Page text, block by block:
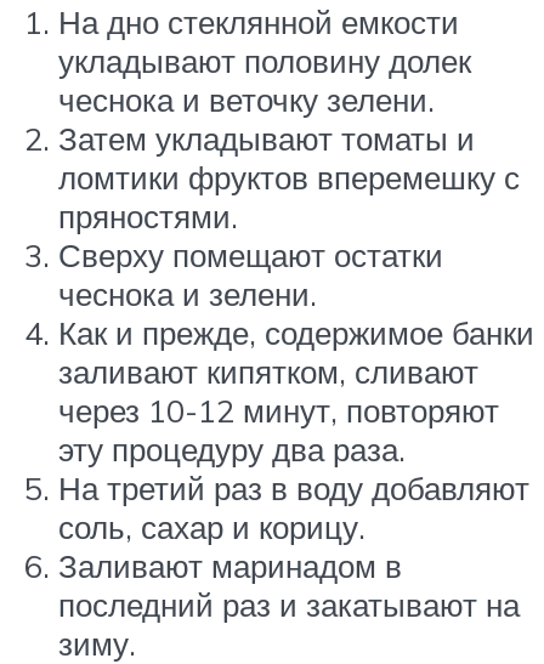
На дно стеклянной емкости
укладывают половину долек
чеснока и веточку зелени.
Затем укладывают томаты и
ломтики фруктов вперемешку с
пряностями.
Сверху помещают остатки
чеснока и зелени.
Как и прежде, содержимое банки
заливают кипятком, сливают
через 10-12 минут, повторяют
эту процедуру два раза.
На третий раз в воду добавляют
соль, сахар и корицу.
Заливают маринадом в
последний раз и закатывают на
зиму.